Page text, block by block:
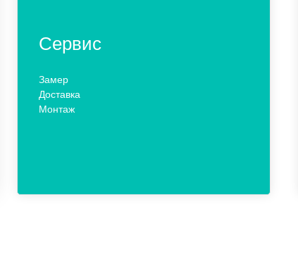
Сервис
Замер
Доставка
Монтаж